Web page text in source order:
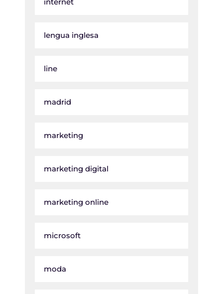
lengua inglesa
line
madrid
marketing
marketing digital
marketing online
microsoft
moda